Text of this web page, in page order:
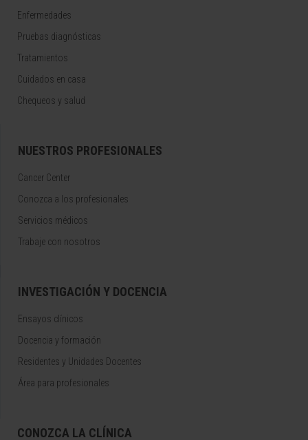
Enfermedades
Pruebas diagnósticas
Tratamientos
Cuidados en casa
Chequeos y salud
NUESTROS PROFESIONALES
Cancer Center
Conozca a los profesionales
Servicios médicos
Trabaje con nosotros
INVESTIGACIÓN Y DOCENCIA
Ensayos clínicos
Docencia y formación
Residentes y Unidades Docentes
Área para profesionales
CONOZCA LA CLÍNICA